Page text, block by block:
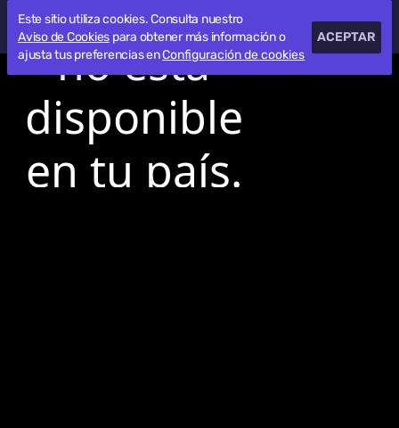
Este sitio utiliza cookies. Consulta nuestro
Aviso de Cookies para obtener más información o
ajusta tus preferencias enConfiguración de cookies
ACEPTAR